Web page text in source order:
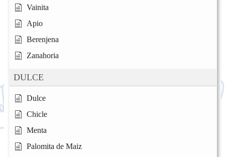
Vainita
Apio
Berenjena
Zanahoria
DULCE
Dulce
Chicle
Menta
Palomita de Maiz